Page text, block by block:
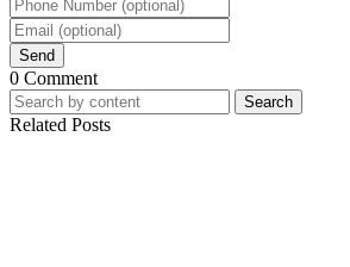
Send
0 Comment
Search
Related Posts